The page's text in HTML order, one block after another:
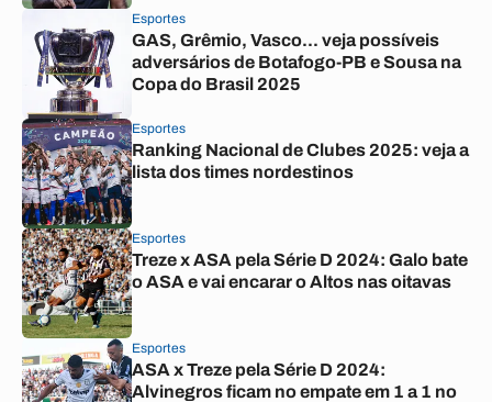
Esportes
GAS, Grêmio, Vasco... veja possíveis
adversários de Botafogo-PB e Sousa na
Copa do Brasil 2025
Esportes
Ranking Nacional de Clubes 2025: veja a
lista dos times nordestinos
Esportes
Treze x ASA pela Série D 2024: Galo bate
o ASA e vai encarar o Altos nas oitavas
Esportes
ASA x Treze pela Série D 2024:
Alvinegros ficam no empate em 1 a 1 no